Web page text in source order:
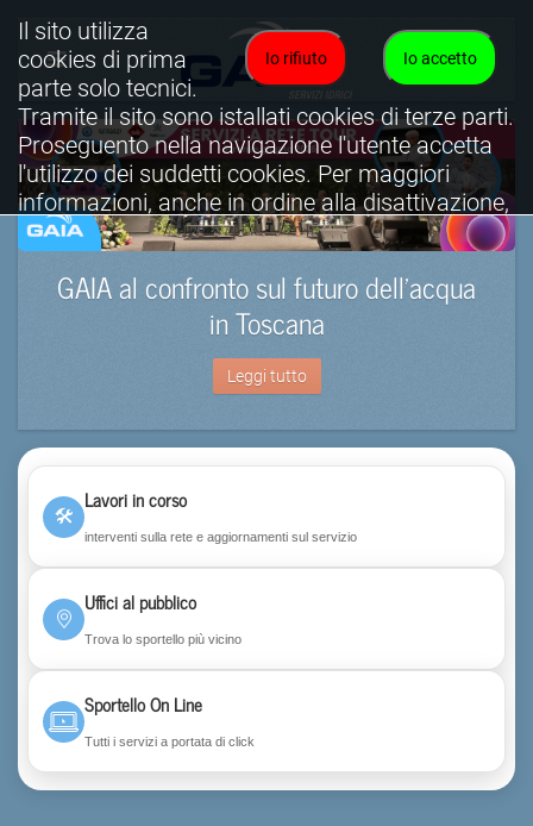
GAIA al confronto sul futuro dell’acqua
in Toscana
Leggi tutto
🛠
Lavori in corso
interventi sulla rete e aggiornamenti sul servizio
Uffici al pubblico
Trova lo sportello più vicino
Sportello On Line
Tutti i servizi a portata di click
Io accetto
Io rifiuto
Il sito utilizza
cookies di prima
parte solo tecnici.
Tramite il sito sono istallati cookies di terze parti.
Proseguento nella navigazione l'utente accetta
l'utilizzo dei suddetti cookies. Per maggiori
informazioni, anche in ordine alla disattivazione,
è possibile consultare l'informativa cookies
completa.
Visualizza informativa completa.